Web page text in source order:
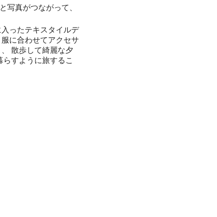
写真がつながって、
ったテキスタイルデ
に合わせてアクセサ
散歩して綺麗な夕
すように旅するこ